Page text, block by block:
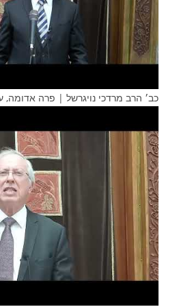
כב׳ הרב מרדכי נויגרשל | פרה אדומה,